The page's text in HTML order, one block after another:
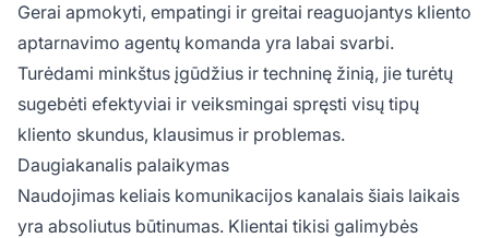
Gerai apmokyti, empatingi ir greitai reaguojantys kliento
aptarnavimo agentų komanda yra labai svarbi.
Turėdami minkštus įgūdžius ir techninę žinią, jie turėtų
sugebėti efektyviai ir veiksmingai spręsti visų tipų
kliento skundus, klausimus ir problemas.
Daugiakanalis palaikymas
Naudojimas keliais komunikacijos kanalais šiais laikais
yra absoliutus būtinumas. Klientai tikisi galimybės